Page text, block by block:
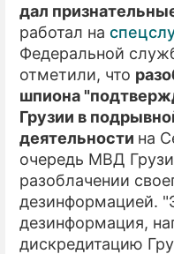
дал
работал на
Федеральной
отметили, что
шпиона
Грузии в
деятельности на
очередь МВД
разоблачении
дезинформацией.
дезинформация,
дискредитацию